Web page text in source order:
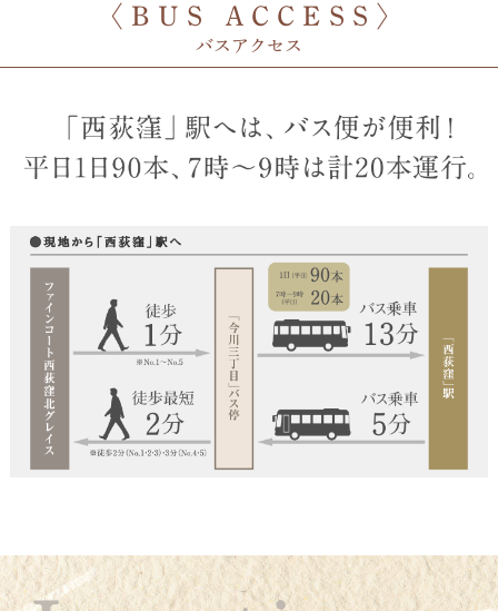
〈 B U S A C C E S S 〉
バスアクセス